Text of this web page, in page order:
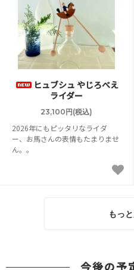
ヒュブシュ やじろべえ
ライダー
23,100円(税込)
2026年にもピッタリなライダ
ー、お馬さんの表情もたまりませ
ん。。
もっ
今後の予